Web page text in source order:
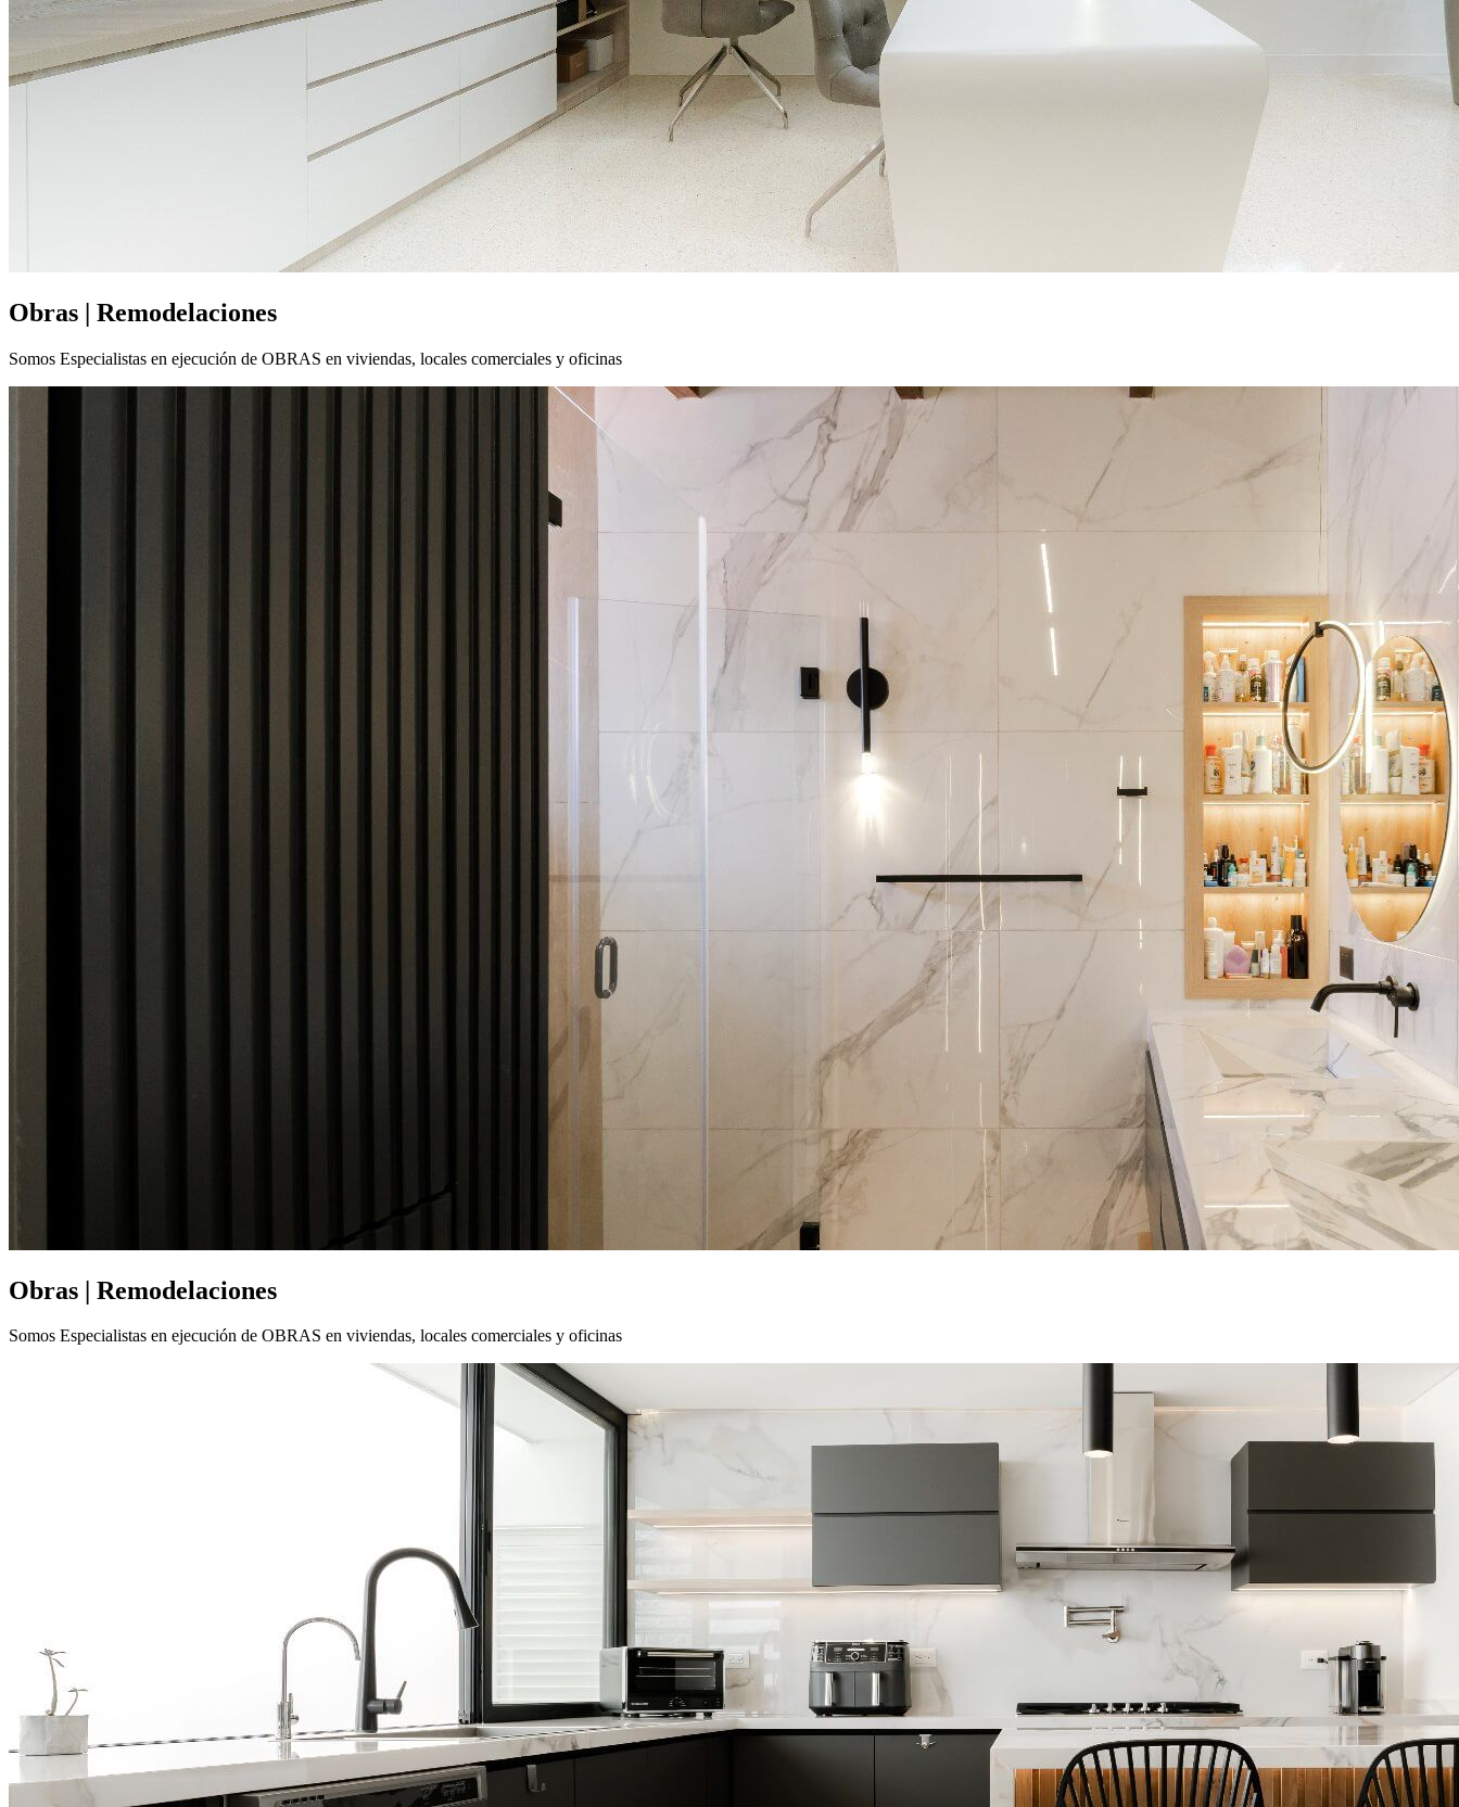
Obras | Remodelaciones
Somos Especialistas en ejecución de OBRAS en viviendas, locales comerciales y oficinas
Obras | Remodelaciones
Somos Especialistas en ejecución de OBRAS en viviendas, locales comerciales y oficinas